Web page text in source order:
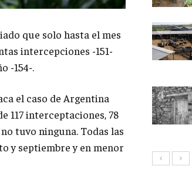
que solo hasta el mes
intercepciones -151-
-154-.
el caso de Argentina
117 interceptaciones, 78
tuvo ninguna. Todas las
y septiembre y en menor